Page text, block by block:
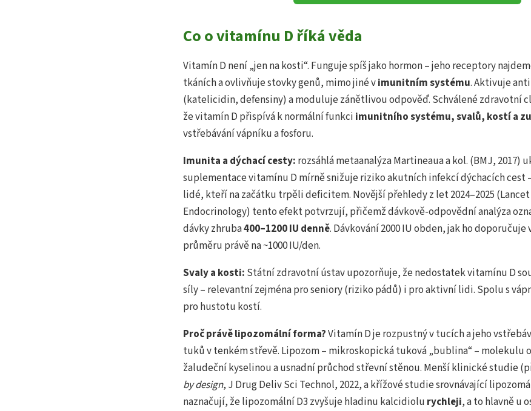
Co o vitamínu D říká věda
Vitamín D není „jen na kosti“. Funguje spíš jako hormon – jeho receptory
tkáních a ovlivňuje stovky genů, mimo jiné vimunitním systému. Aktivuje
(katelicidin, defensiny) a moduluje zánětlivou odpověď. Schválené zdravotní
že vitamín D přispívá k normální funkci imunitního systému, svalů, kostí a
vstřebávání vápníku a fosforu.
Imunita a dýchací cesty: rozsáhlá metaanalýza Martineaua a kol. (BMJ, 2017)
suplementace vitamínu D mírně snižuje riziko akutních infekcí dýchacích cest
lidé, kteří na začátku trpěli deficitem. Novější přehledy z let 2024–2025
Endocrinology) tento efekt potvrzují, přičemž dávkově-odpovědní analýza
dávky zhruba400–1200 IU denně. Dávkování 2000 IU obden, jak ho doporučuje
průměru právě na ~1000 IU/den.
Svaly a kosti: Státní zdravotní ústav upozorňuje, že nedostatek vitamínu D
síly – relevantní zejména pro seniory (riziko pádů) i pro aktivní lidi. Spolu s
pro hustotu kostí.
Proč právě lipozomální forma?Vitamín D je rozpustný v tucích a jeho
tuků v tenkém střevě. Lipozom – mikroskopická tuková „bublina“ – molekulu
žaludeční kyselinou a usnadní průchod střevní stěnou. Menší klinické studie
by design, J Drug Deliv Sci Technol, 2022, a křížové studie srovnávající
naznačují, že lipozomální D3 zvyšuje hladinu kalcidiolu rychleji, a to hlavně u